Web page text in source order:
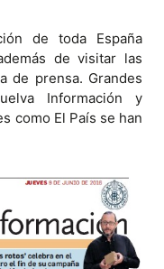
de toda España
de visitar las
de prensa. Grandes
Información y
como El País se han